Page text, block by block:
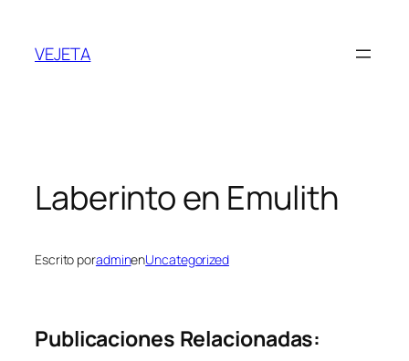
contenido
VEJETA
Laberinto en Emulith
Escrito poradminenUncategorized
Publicaciones Relacionadas: